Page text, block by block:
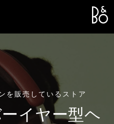
を販売しているストア
イヤー型ヘ